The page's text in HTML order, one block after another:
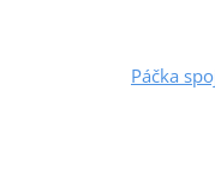
Páčka